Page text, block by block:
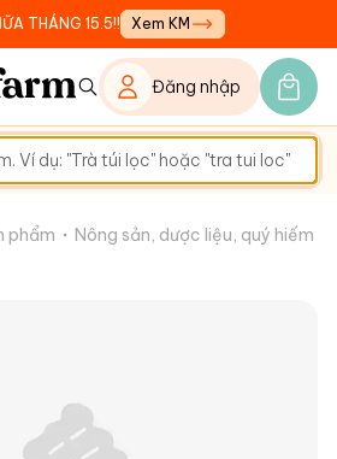
THÁNG 15.5!! Xem KM
Đăng nhập
phẩm
Nông sản, dược liệu, quý hiếm